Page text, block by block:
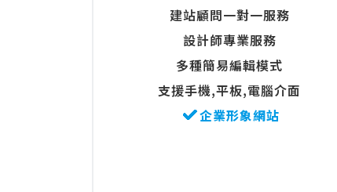
建站顧問一對一服務
設計師專業服務
多種簡易編輯模式
支援手機,平板,電腦介面
企業形象網站